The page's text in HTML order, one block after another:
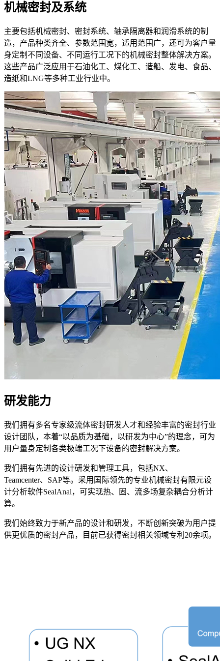
机械密封及系统
主要包括机械密封、密封系统、轴承隔离器和润滑系统的制
造，产品种类齐全、参数范围宽，适用范围广，还可为客户量
身定制不同设备、不同运行工况下的机械密封整体解决方案。
这些产品广泛应用于石油化工、煤化工、造船、发电、食品、
造纸和LNG等多种工业行业中。
研发能力
我们拥有多名专家级流体密封研发人才和经验丰富的密封行业
设计团队，本着“以品质为基础，以研发为中心”的理念，可为
用户量身定制各类极端工况下设备的密封解决方案。
我们拥有先进的设计研发和管理工具，包括NX、
Teamcenter、 SAP等。采用国际领先的专业机械密封有限元设
计分析软件SealAnal，可实现热、固、流多场复杂耦合分析计
算。
我们始终致力于新产品的设计和研发，不断创新突破为用户提
供更优质的密封产品，目前已获得密封相关领域专利 20余项。